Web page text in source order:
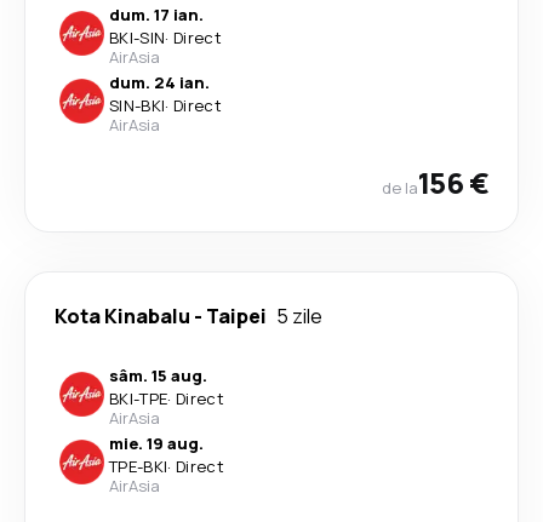
dum. 17 ian.
BKI-SIN· Direct
AirAsia
dum. 24 ian.
SIN-BKI· Direct
AirAsia
de la156 €
Kota Kinabalu - Taipei 5 zile
sâm. 15 aug.
BKI-TPE· Direct
AirAsia
mie. 19 aug.
TPE-BKI· Direct
AirAsia